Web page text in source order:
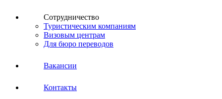
Сотрудничество
Туристическим компаниям
Визовым центрам
Для бюро переводов
Вакансии
Контакты